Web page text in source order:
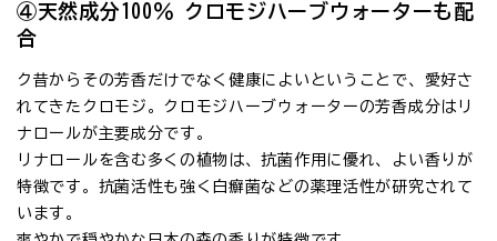
④天然成分100％ クロモジハーブウォーターも配
合
ク昔からその芳香だけでなく健康によいということで、愛好さ
れてきたクロモジ。クロモジハーブウォーターの芳香成分はリ
ナロールが主要成分です。
リナロールを含む多くの植物は、抗菌作用に優れ、よい香りが
特徴です。抗菌活性も強く白癬菌などの薬理活性が研究されて
います。